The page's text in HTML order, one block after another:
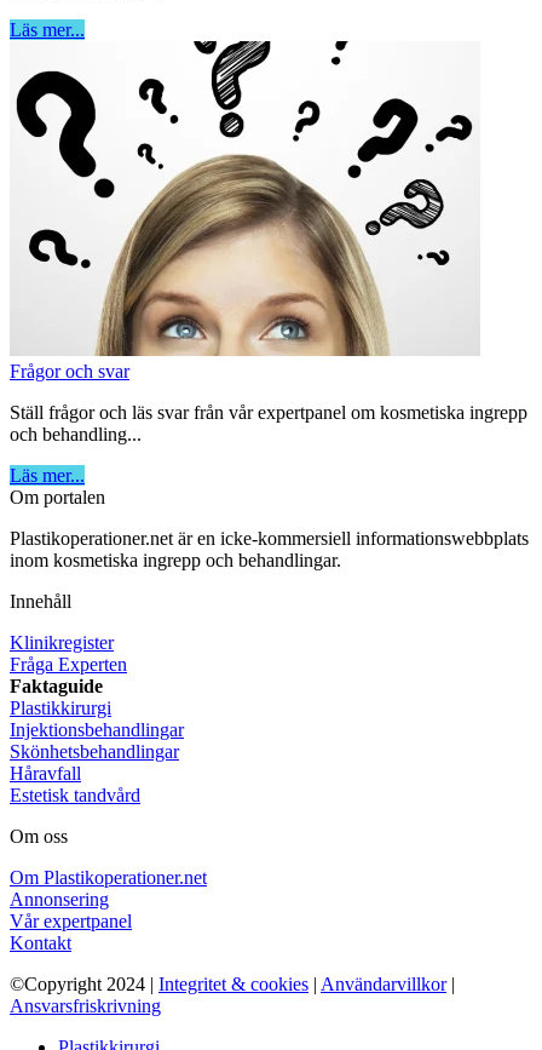
Läs mer...
Frågor och svar
Ställ frågor och läs svar från vår expertpanel om kosmetiska ingrepp
och behandling...
Läs mer...
Om portalen
Plastikoperationer.net är en icke-kommersiell informationswebbplats
inom kosmetiska ingrepp och behandlingar.
Innehåll
Klinikregister
Fråga Experten
Faktaguide
Plastikkirurgi
Injektionsbehandlingar
Skönhetsbehandlingar
Håravfall
Estetisk tandvård
Om oss
Om Plastikoperationer.net
Annonsering
Vår expertpanel
Kontakt
©Copyright 2024 | Integritet & cookies | Användarvillkor|
Ansvarsfriskrivning